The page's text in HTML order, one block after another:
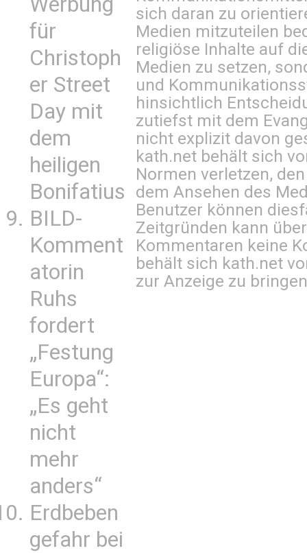
für
Christoph
er Street
Day mit
dem
heiligen
Bonifatius
BILD-
Komment
atorin
Ruhs
fordert
„Festung
Europa“:
„Es geht
nicht
mehr
anders“
Erdbeben
gefahr bei
sich daran zu
Medien mitzuteilen
religiöse Inhalte auf
Medien zu setzen,
und
hinsichtlich
zutiefst mit dem
nicht explizit davon
kath.net behält sich
Normen verletzen,
dem Ansehen des
Benutzer können
Zeitgründen kann
Kommentaren keine
behält sich kath.net
zur Anzeige zu